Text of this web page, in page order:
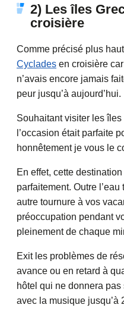
2) Les îles
croisière
Comme précisé plus
Cyclades en croisière
n’avais encore jamais
peur jusqu’à aujourd’hui.
Souhaitant visiter les
l’occasion était parfaite
honnêtement je vous le
En effet, cette
parfaitement. Outre
autre tournure à vos
préoccupation pendant
pleinement de chaque
Exit les problèmes de
avance ou en retard à
hôtel qui ne donnera
avec la musique jusqu’à